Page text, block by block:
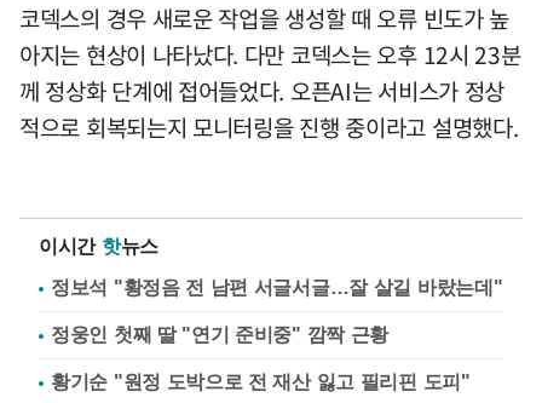
코덱스의 경우 새로운 작업을 생성할 때 오류 빈도가 높
아지는 현상이 나타났다. 다만 코덱스는 오후 12시 23분
께 정상화 단계에 접어들었다. 오픈AI는 서비스가 정상
적으로 회복되는지 모니터링을 진행 중이라고 설명했다.
이시간 핫뉴스
정보석 "황정음 전 남편 서글서글…잘 살길 바랐는데"
정웅인 첫째 딸 "연기 준비중" 깜짝 근황
황기순 "원정 도박으로 전 재산 잃고 필리핀 도피"